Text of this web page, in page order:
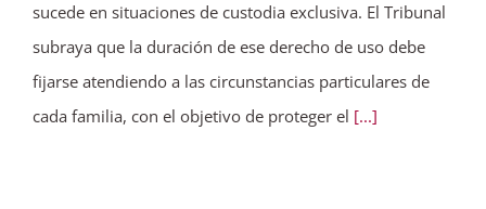
sucede en situaciones de custodia exclusiva. El Tribunal
subraya que la duración de ese derecho de uso debe
fijarse atendiendo a las circunstancias particulares de
cada familia, con el objetivo de proteger el [...]